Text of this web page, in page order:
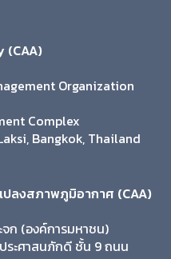
(CAA)
Organization
Complex
Bangkok, Thailand
ลงสภาพภูมิอากาศ (CAA)
จก (องค์การมหาชน)
ระศาสนภักดี ชั้น 9 ถนน